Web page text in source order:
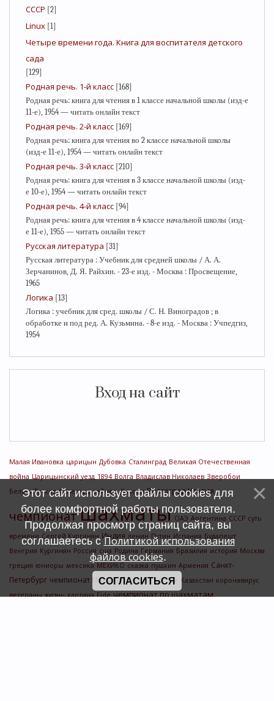
СССР [2]
Linux [1]
Четыре времени года. Книга для воспитателя детского
сада
[129]
Родная речь. 1-й класс [168]
Родная речь: книга для чтения в 1 классе начальной школы (изд-е
11-е), 1954 — читать онлайн текст
Родная речь. 2-й класс [169]
Родная речь: книга для чтения во 2 классе начальной школы
(изд-е 11-е), 1954 — читать онлайн текст
Родная речь. 3-й класс [210]
Родная речь: книга для чтения в 3 классе начальной школы (изд-
е 10-е), 1954 — читать онлайн текст
Родная речь. 4-й класс [94]
Родная речь: книга для чтения в 4 классе начальной школы (изд-
е 11-е), 1955 — читать онлайн текст
Русская литература [31]
Русская литература : Учебник для средней школы / А. А.
Зерчанинов, Д. Я. Райхин. - 23-е изд. - Москва : Просвещение,
1965
Логика [13]
Логика : учебник для сред. школы / С. Н. Виноградов ; в
обработке и под ред. А. Кузьмина. - 8-е изд. - Москва : Учпедгиз,
1954
Вход на сайт
Малая Ивановка царицын Дубовка Сталинград Великая Отечественная
война Царицынский уезд 1894 Волга Владислав Николаев Зверобои
Белуха Тучков Салехард сейнер Диксон Волгоград Италия
чемпионатшахматы ОАЭ Аргентина СССР суть
времени Сергей Кургинян Индия ленин Путин Испания Будапешт
Венгрия Кургинян Россия сша Родина Германия Бразилия история Москва
греция юниоры мексика МЕХИКО сказка пушкин Армения Санкт-
Петербург чемпионат Мира чемпионат россии Казахстан коронавирус
ветераны жизнь картина Fide чемпионат по шахматам
Этот сайт использует файлы cookies для
более комфортной работы пользователя.
Продолжая просмотр страниц сайта, вы
соглашаетесь сПолитикой использования
файлов cookies.
СОГЛАСИТЬСЯ